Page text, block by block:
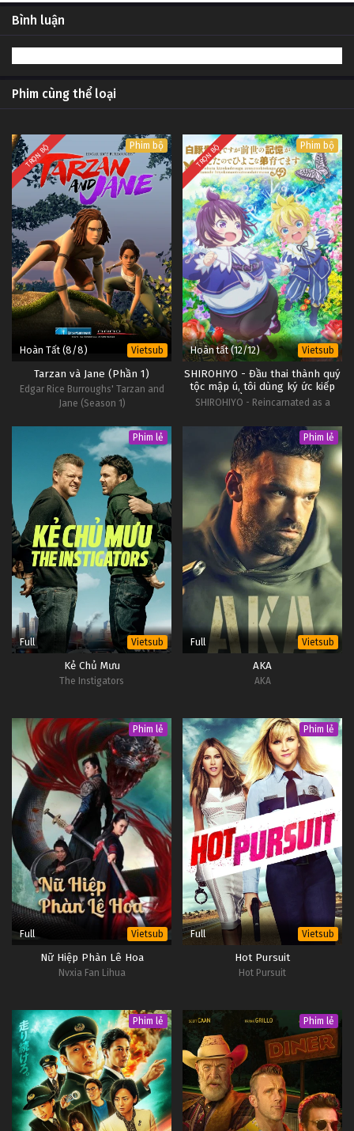
Bình luận
Phim cùng thể loại
TRỌN BỘ Phim bộ
Hoàn Tất (8/8) Vietsub
Tarzan và Jane (Phần 1)
Edgar Rice Burroughs' Tarzan and
Jane (Season 1)
TRỌN BỘ Phim bộ
Hoàn tất (12/12) Vietsub
SHIROHIYO - Đầu thai thành quý
tộc mập ú, tôi dùng ký ức kiếp
trước để nuôi dạy em trai
SHIROHIYO - Reincarnated as a
Brother with Memories from My Past
Life
Phim lẻ
Full Vietsub
Kẻ Chủ Mưu
The Instigators
Phim lẻ
Full Vietsub
AKA
AKA
Phim lẻ
Full Vietsub
Nữ Hiệp Phàn Lê Hoa
Nvxia Fan Lihua
Phim lẻ
Full Vietsub
Hot Pursuit
Hot Pursuit
Phim lẻ Phim lẻ